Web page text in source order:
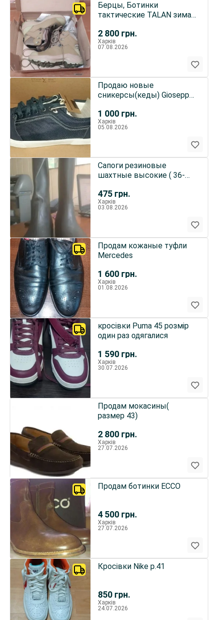
2 800 грн.
Берцы, Ботинки
тактические TALAN зима,
Харків
07.08.2026
1 000 грн.
Продаю новые
сникерсы(кеды) Gioseppo
Харків
05.08.2026
475 грн.
Сапоги резиновые
шахтные высокие ( 36-
Харків
03.08.2026
1 600 грн.
Продам кожаные туфли
Mercedes
Харків
01.08.2026
1 590 грн.
кросівки Puma 45 розмір
один раз одягалися
Харків
30.07.2026
2 800 грн.
Продам мокасины(
размер 43)
Харків
27.07.2026
4 500 грн.
Продам ботинки ECCO
Харків
27.07.2026
850 грн.
Кросівки Nike р.41
Харків
24.07.2026